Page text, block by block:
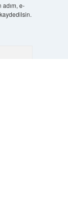
adım, e-